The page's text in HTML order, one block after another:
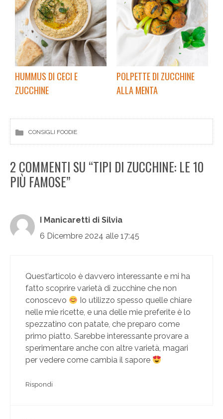
HUMMUS DI CECI E
ZUCCHINE
POLPETTE DI ZUCCHINE
ALLA MENTA
CONSIGLI FOODIE
2 COMMENTI SU “TIPI DI ZUCCHINE: LE 10
PIÙ FAMOSE”
I Manicaretti di Silvia
6 Dicembre 2024 alle 17:45
Quest’articolo è davvero interessante e mi ha
fatto scoprire varietà di zucchine che non
conoscevo
Io utilizzo spesso quelle chiare
nelle mie ricette, e una delle mie preferite è lo
spezzatino con patate, che preparo come
primo piatto. Sarebbe interessante provare a
sperimentare anche con altre varietà, magari
per vedere come cambia il sapore
Rispondi